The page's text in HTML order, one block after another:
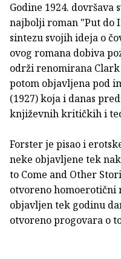
Godine 1924.
najbolji roman "Put do
sintezu svojih ideja o
ovog romana dobiva
održi renomirana
potom objavljena pod
(1927) koja i danas
književnih kritičkih i
Forster je pisao i
neke objavljene tek
to Come and Other
otvoreno homoerotični
objavljen tek godinu
otvoreno progovara o